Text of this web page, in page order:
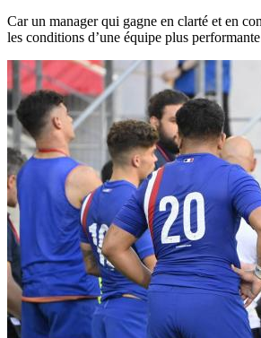
Car un manager qui gagne en clarté et en
les conditions d’une équipe plus